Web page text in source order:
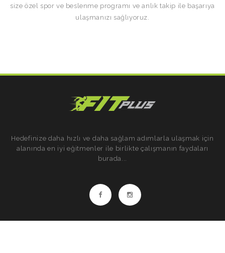
size özel spor ve beslenme programı ve anlık takip ile başarıya
ulaşmanızı sağlıyoruz.
Hedefinize daha hızlı ve daha sağlam adımlarla ulaşmak için
alanında en iyi eğitmenler ile birlikte çalışmanın faydaları
burada...